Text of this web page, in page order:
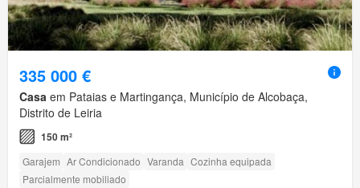
335 000 €
Casa em Pataias e Martingança, Município de Alcobaça,
Distrito de Leiria
150 m²
Garajem Ar Condicionado Varanda Cozinha equipada
Parcialmente mobiliado